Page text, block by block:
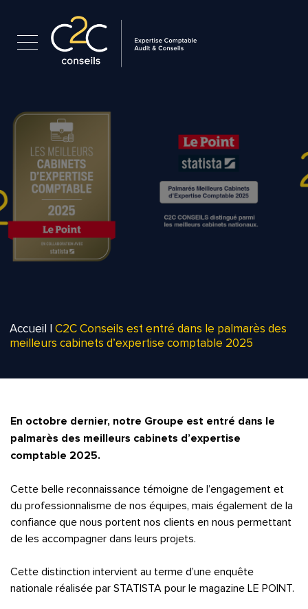
Accueil | C2C Conseils est entré dans le palmarès des
meilleurs cabinets d’expertise comptable 2025
En octobre dernier, notre Groupe est entré dans le
palmarès des meilleurs cabinets d’expertise
comptable 2025.
Cette belle reconnaissance témoigne de l’engagement et
du professionnalisme de nos équipes, mais également de la
confiance que nous portent nos clients en nous permettant
de les accompagner dans leurs projets.
Cette distinction intervient au terme d’une enquête
nationale réalisée par STATISTA pour le magazine LE POINT.